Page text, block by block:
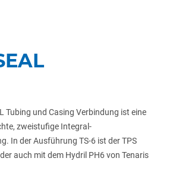
Tubing und Casing Verbindung ist eine
zweistufige Integral-
In der Ausführung TS-6 ist der TPS
auch mit dem Hydril PH6 von Tenaris